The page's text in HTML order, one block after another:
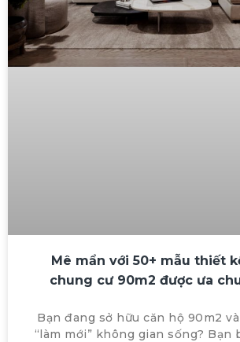
Mê mẩn với 50+ mẫu thiết
chung cư 90m2 được ưa
Bạn đang sở hữu căn hộ 90m2
“làm mới” không gian sống? Bạn